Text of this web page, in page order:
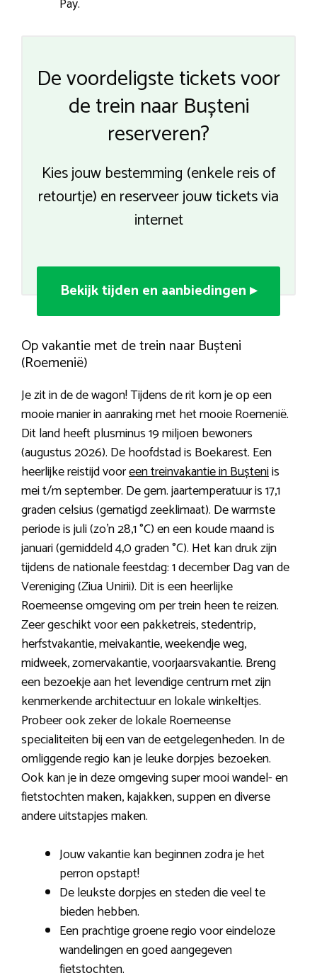
De voordeligste tickets voor
de trein naar Bușteni
reserveren?
Kies jouw bestemming (enkele reis of
retourtje) en reserveer jouw tickets via
internet
Bekijk tijden en aanbiedingen ▸
Op vakantie met de trein naar Bușteni
(Roemenië)
Je zit in de de wagon! Tijdens de rit kom je op een
mooie manier in aanraking met het mooie Roemenië.
Dit land heeft plusminus 19 miljoen bewoners
(augustus 2026). De hoofdstad is Boekarest. Een
heerlijke reistijd vooreen treinvakantie in Bușteniis
mei t/m september. De gem. jaartemperatuur is 17,1
graden celsius (gematigd zeeklimaat). De warmste
periode is juli (zo’n 28,1 °C) en een koude maand is
januari (gemiddeld 4,0 graden °C). Het kan druk zijn
tijdens de nationale feestdag: 1 december Dag van de
Vereniging (Ziua Unirii). Dit is een heerlijke
Roemeense omgeving om per trein heen te reizen.
Zeer geschikt voor een pakketreis, stedentrip,
herfstvakantie, meivakantie, weekendje weg,
midweek, zomervakantie, voorjaarsvakantie. Breng
een bezoekje aan het levendige centrum met zijn
kenmerkende architectuur en lokale winkeltjes.
Probeer ook zeker de lokale Roemeense
specialiteiten bij een van de eetgelegenheden. In de
omliggende regio kan je leuke dorpjes bezoeken.
Ook kan je in deze omgeving super mooi wandel- en
fietstochten maken, kajakken, suppen en diverse
andere uitstapjes maken.
Jouw vakantie kan beginnen zodra je het
perron opstapt!
De leukste dorpjes en steden die veel te
bieden hebben.
Een prachtige groene regio voor eindeloze
wandelingen en goed aangegeven